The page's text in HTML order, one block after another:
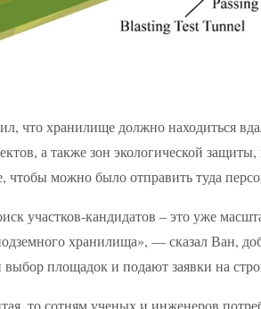
что хранилище должно находиться
а также зон экологической
чтобы можно было отправить туда
участков-кандидатов – это уже
хранилища», — сказал Ван,
площадок и подают заявки на